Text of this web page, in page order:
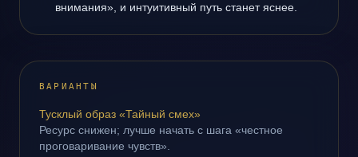
внимания», и интуитивный путь станет яснее.
ВАРИАНТЫ
Тусклый образ «Тайный смех»
Ресурс снижен; лучше начать с шага «честное
проговаривание чувств».